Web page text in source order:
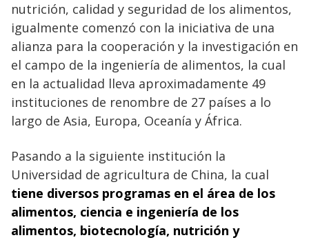
nutrición, calidad y seguridad de los alimentos,
igualmente comenzó con la iniciativa de una
alianza para la cooperación y la investigación en
el campo de la ingeniería de alimentos, la cual
en la actualidad lleva aproximadamente 49
instituciones de renombre de 27 países a lo
largo de Asia, Europa, Oceanía y África.
Pasando a la siguiente institución la
Universidad de agricultura de China, la cual
tiene diversos programas en el área de los
alimentos, ciencia e ingeniería de los
alimentos, biotecnología, nutrición y